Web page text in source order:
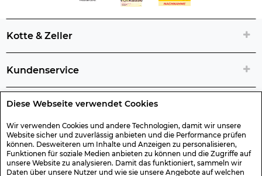
Diese Webseite verwendet Cookies
Wir verwenden Cookies und andere Technologien, damit wir unsere
Website sicher und zuverlässig anbieten und die Performance prüfen
können. Desweiteren um Inhalte und Anzeigen zu personalisieren,
Funktionen für soziale Medien anbieten zu können und die Zugriffe auf
unsere Website zu analysieren. Damit das funktioniert, sammeln wir
Daten über unsere Nutzer und wie sie unsere Angebote auf welchen
Kotte & Zeller
Kundenservice
Rechtliche Artikelinfos
Geschenk-Gutscheine
Versand & Rücksendung